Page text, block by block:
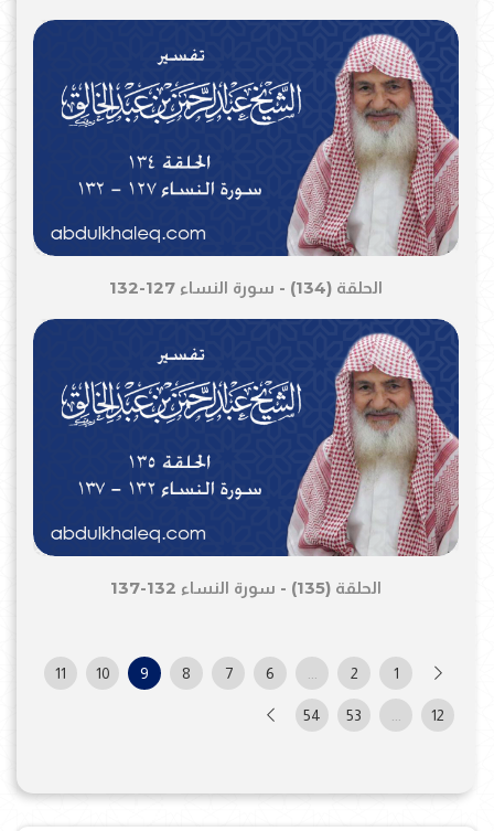
الحلقة (134) - سورة النساء 127-132
الحلقة (135) - سورة النساء 132-137
1
2
6
7
8
9
10
11
12
53
54